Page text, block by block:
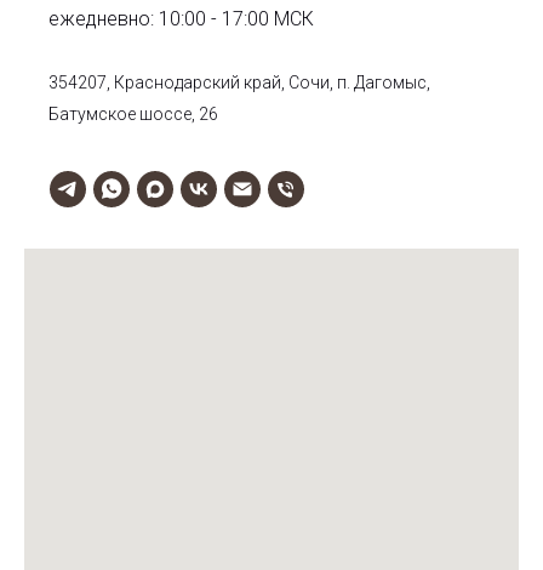
ежедневно: 10:00 - 17:00 МСК
354207, Краснодарский край, Сочи, п. Дагомыс,
Батумское шоссе, 26